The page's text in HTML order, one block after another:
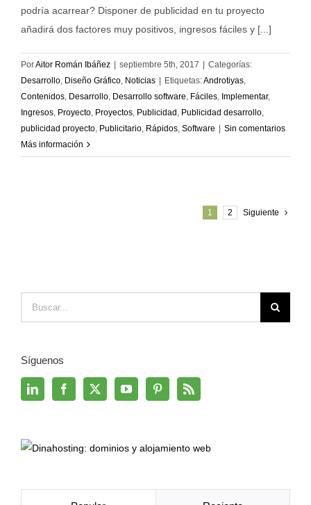
podría acarrear? Disponer de publicidad en tu proyecto
añadirá dos factores muy positivos, ingresos fáciles y [...]
PorAitor Román Ibáñez | septiembre 5th, 2017 | Categorías:
Desarrollo Diseño Gráfico Noticias | Etiquetas:Androtiyas
Contenidos Desarrollo Desarrollo software Fáciles Implementar,
Ingresos Proyecto Proyectos Publicidad Publicidad desarrollo
publicidad proyecto Publicitario Rápidos Software | Sin comentarios
Más información
1 2 Siguiente
Síguenos